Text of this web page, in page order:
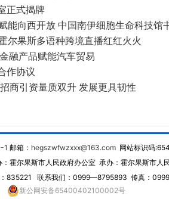
正式揭牌
能向西开放 中国南伊细胞生命科技馆
尔果斯多语种跨境直播红红火火
融产品赋能汽车贸易
作协议
商引资量质双升 发展更具韧性
1 邮箱： hegszwfwzxxx@163.com网站标识码
霍尔果斯市人民政府办公室 承办：霍尔果斯市人
：835221 联系我们：0999—8795893 传真：
新公网安备65400402100002号